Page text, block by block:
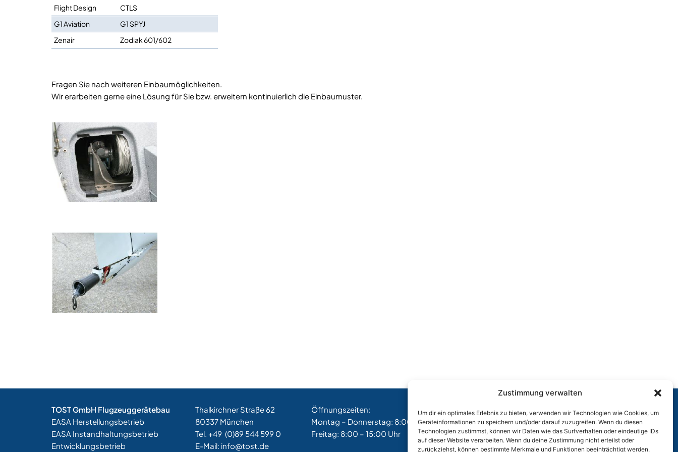
Zustimmung verwalten
Um dir ein optimales Erlebnis zu bieten, verwenden wir Technologien wie Cookies, um
Geräteinformationen zu speichern und/oder darauf zuzugreifen. Wenn du diesen
Technologien zustimmst, können wir Daten wie das Surfverhalten oder eindeutige IDs
auf dieser Website verarbeiten. Wenn du deine Zustimmung nicht erteilst oder
zurückziehst, können bestimmte Merkmale und Funktionen beeinträchtigt werden.
Flight Design
CTLS
G1 Aviation
G1 SPYJ
Zenair
Zodiak 601/602
Fragen Sie nach weiteren Einbaumöglichkeiten.
Wir erarbeiten gerne eine Lösung für Sie bzw. erweitern kontinuierlich die Einbaumuster.
TOST GmbH Flugzeuggerätebau
EASA Herstellungsbetrieb
EASA Instandhaltungsbetrieb
Entwicklungsbetrieb
Thalkirchner Straße 62
80337 München
Tel. +49 (0)89 544 599 0
E-Mail: info@tost.de
Öffnungszeiten:
Montag – Donnerstag: 8:00 – 17:00 Uhr
Freitag: 8:00 – 15:00 Uhr